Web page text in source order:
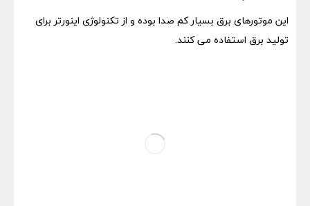
این موتورهای برق بسیار کم صدا بوده و از تکنولوژی اینورتر برای
تولید برق استفاده می کنند.